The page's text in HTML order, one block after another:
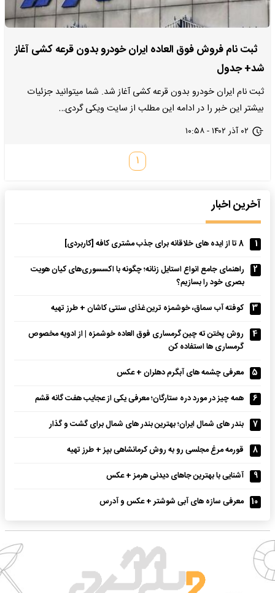
ثبت نام فروش فوق العاده ایران خودرو بدون قرعه کشی آغاز
شد+ جدول
ثبت نام ایران خودرو بدون قرعه کشی آغاز شد. شما میتوانید جزئیات
بیشتر این خبر را در ادامه این مطلب از سایت ویکی گردی…
۰۲ آذر ۱۴۰۲ - ۱۰:۵۸
۱
آخرین اخبار
1
8 تا از ایده های خلاقانه برای جذب مشتری کافه [کاربردی]
2
راهنمای جامع انواع استایل زنانه؛ چگونه با اکسسوری‌های کیان هویت
بصری خود را بسازیم؟
3
کوفته آب سماق، خوشمزه ترین غذای سنتی کاشان + طرز تهیه
4
روش پختن ته چین گرمساری فوق العاده خوشمزه | از ادویه مخصوص
گرمساری ها استفاده کن
5
معرفی چشمه های آبگرم دهلران + عکس
6
همه چیز در مورد دره ستارگان؛ معرفی یکی از عجایب هفت گانه قشم
7
بندر های شمال ایران؛ بهترین بندر های شمال برای گشت و گذار
8
قورمه مرغ مجلسی رو به روش کرمانشاهی بپز + طرز تهیه
9
آشنایی با بهترین جاهای دیدنی هرمز + عکس
10
معرفی سازه های آبی شوشتر + عکس و آدرس